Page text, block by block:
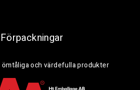
Förpackningar
ömtåliga och värdefulla produkter